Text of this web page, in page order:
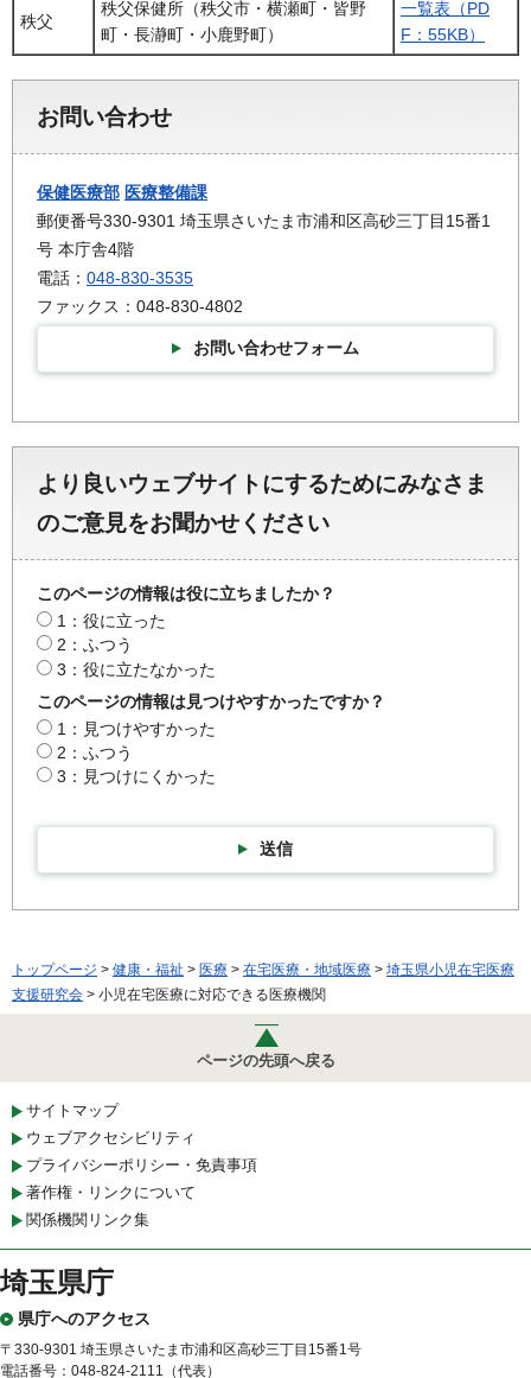
秩父
秩父保健所（秩父市・横瀬町・皆野
町・長瀞町・小鹿野町）
一覧表（PD
F：55KB）
お問い合わせ
保健医療部 医療整備課
郵便番号330-9301 埼玉県さいたま市浦和区高砂三丁目15番1
号 本庁舎4階
電話： 048-830-3535
ファックス：048-830-4802
お問い合わせフォーム
より良いウェブサイトにするためにみなさま
のご意見をお聞かせください
このページの情報は役に立ちましたか？
1：役に立った
2：ふつう
3：役に立たなかった
このページの情報は見つけやすかったですか？
1：見つけやすかった
2：ふつう
3：見つけにくかった
送信
トップページ > 健康・福祉 > 医療 > 在宅医療・地域医療 > 埼玉県小児在宅医療
支援研究会 > 小児在宅医療に対応できる医療機関
ページの先頭へ戻る
サイトマップ
ウェブアクセシビリティ
プライバシーポリシー・免責事項
著作権・リンクについて
関係機関リンク集
埼玉県庁
県庁へのアクセス
〒330-9301 埼玉県さいたま市浦和区高砂三丁目15番1号
電話番号：048-824-2111（代表）